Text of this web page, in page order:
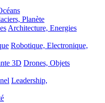
Planète
Architecture, Energies
Robotique, Electronique,
3D Drones, Objets
Leadership,